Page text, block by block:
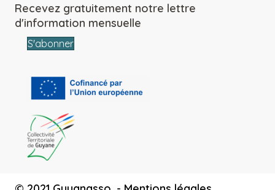
Recevez gratuitement notre lettre
d'information mensuelle
S'abonner